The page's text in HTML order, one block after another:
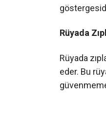
Rüyada
Rüyada
eder. Bu